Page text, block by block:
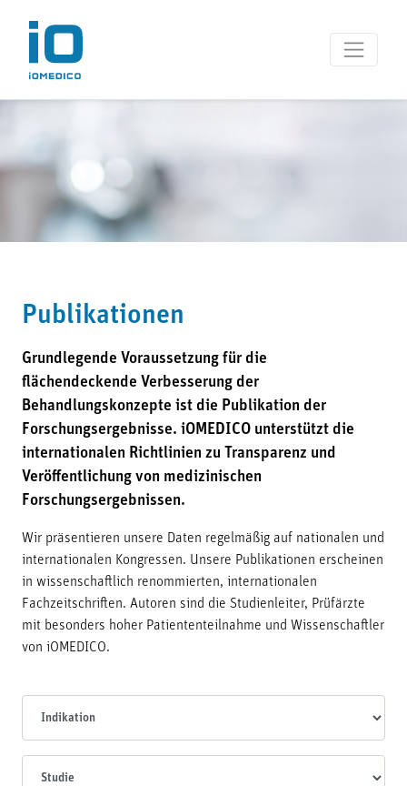
Publikationen
Grundlegende Voraussetzung für die
flächendeckende Verbesserung der
Behandlungskonzepte ist die Publikation der
Forschungsergebnisse. iOMEDICO unterstützt die
internationalen Richtlinien zu Transparenz und
Veröffentlichung von medizinischen
Forschungsergebnissen.
Wir präsentieren unsere Daten regelmäßig auf nationalen und
internationalen Kongressen. Unsere Publikationen erscheinen
in wissenschaftlich renommierten, internationalen
Fachzeitschriften. Autoren sind die Studienleiter, Prüfärzte
mit besonders hoher Patiententeilnahme und Wissenschaftler
von iOMEDICO.